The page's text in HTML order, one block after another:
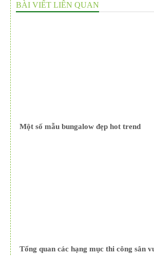
BÀI VIẾT LIÊN QUAN
Một số mẫu bungalow đẹp hot trend
Tổng quan các hạng mục thi công sân